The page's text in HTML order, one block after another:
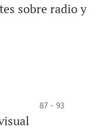
sobre radio y
87 - 93